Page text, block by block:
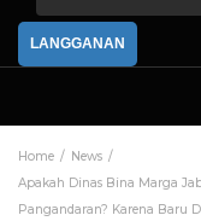
LANGGANAN
Home
News
Apakah Dinas Bina Marga
Pangandaran? Karena Baru